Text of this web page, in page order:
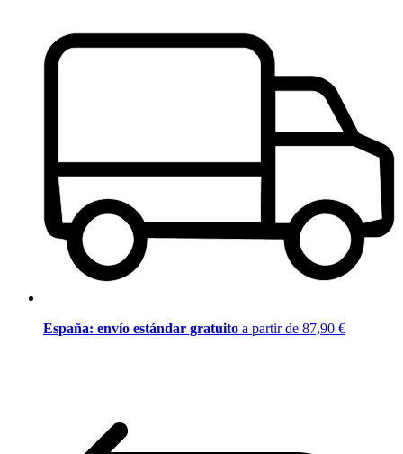
España: envío estándar gratuito a partir de 87,90 €